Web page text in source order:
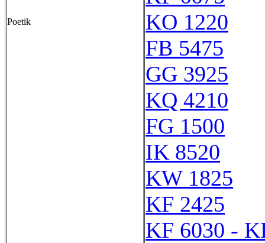
Poetik
KO 1220
FB 5475
GG 3925
KQ 4210
FG 1500
IK 8520
KW 1825
KF 2425
KF 6030 -